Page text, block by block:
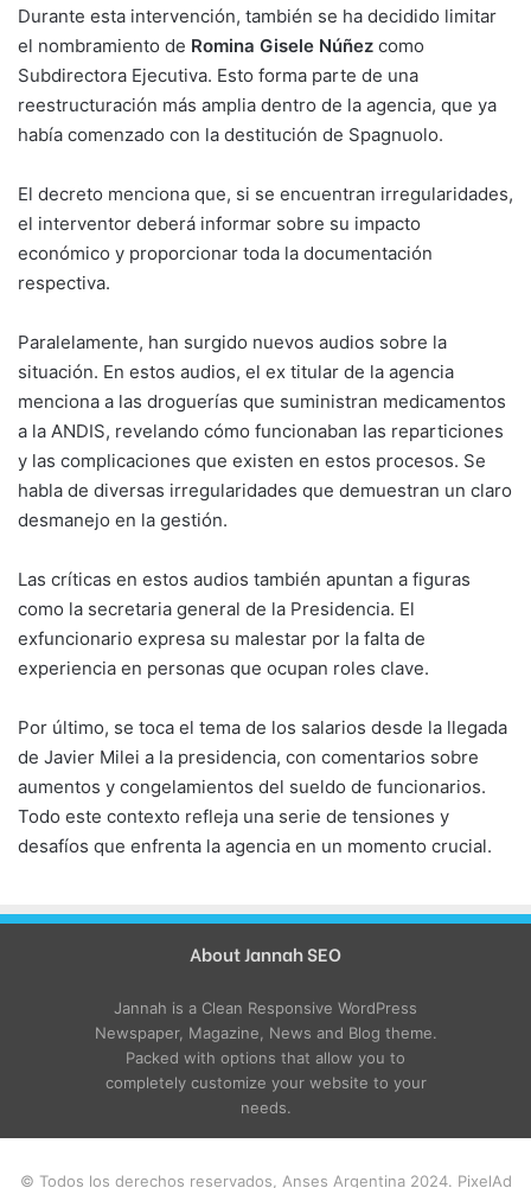
Durante esta intervención, también se ha decidido limitar
el nombramiento de Romina Gisele Núñez como
Subdirectora Ejecutiva. Esto forma parte de una
reestructuración más amplia dentro de la agencia, que ya
había comenzado con la destitución de Spagnuolo.
El decreto menciona que, si se encuentran irregularidades,
el interventor deberá informar sobre su impacto
económico y proporcionar toda la documentación
respectiva.
Paralelamente, han surgido nuevos audios sobre la
situación. En estos audios, el ex titular de la agencia
menciona a las droguerías que suministran medicamentos
a la ANDIS, revelando cómo funcionaban las reparticiones
y las complicaciones que existen en estos procesos. Se
habla de diversas irregularidades que demuestran un claro
desmanejo en la gestión.
Las críticas en estos audios también apuntan a figuras
como la secretaria general de la Presidencia. El
exfuncionario expresa su malestar por la falta de
experiencia en personas que ocupan roles clave.
Por último, se toca el tema de los salarios desde la llegada
de Javier Milei a la presidencia, con comentarios sobre
aumentos y congelamientos del sueldo de funcionarios.
Todo este contexto refleja una serie de tensiones y
desafíos que enfrenta la agencia en un momento crucial.
About Jannah SEO
Jannah is a Clean Responsive WordPress
Newspaper, Magazine, News and Blog theme.
Packed with options that allow you to
completely customize your website to your
needs.
© Todos los derechos reservados, Anses Argentina 2024. PixelAd